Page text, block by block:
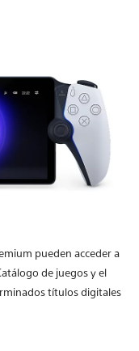
pueden acceder a
de juegos y el
títulos digitales